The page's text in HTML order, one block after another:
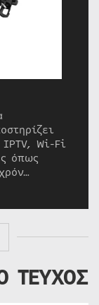
Wi-Fi
όπως
ΤΕΥΧΟΣ